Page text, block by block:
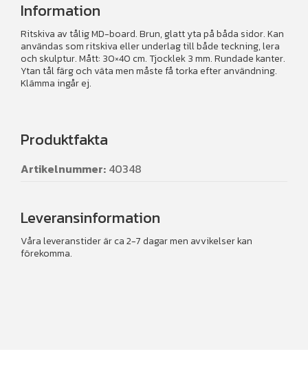
Information
Ritskiva av tålig MD-board. Brun, glatt yta på båda sidor. Kan
användas som ritskiva eller underlag till både teckning, lera
och skulptur. Mått: 30×40 cm. Tjocklek 3 mm. Rundade kanter.
Ytan tål färg och väta men måste få torka efter användning.
Klämma ingår ej.
Produktfakta
Artikelnummer: 40348
Leveransinformation
Våra leveranstider är ca 2-7 dagar men avvikelser kan
förekomma.